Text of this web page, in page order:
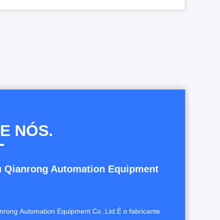
NÓS.
Qianrong Automation Equipment
Automation Equipment Co.,Ltd.É o fabricante